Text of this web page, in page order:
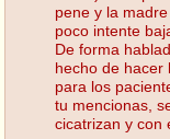
pene y la
poco intente
De forma
hecho de hacer
para los
tu mencionas,
cicatrizan y con